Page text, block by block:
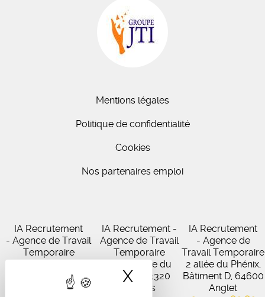
X Masquer le
Mentions légales
Politique de confidentialité
Cookies
Nos partenaires emploi
IA Recrutement
- Agence de Travail
Temporaire
Virecourt, 33370
Artigues-près-
IA Recrutement -
Agence de Travail
Temporaire
102 Avenue du
Médoc, 33320
Eysines
IA Recrutement
- Agence de
Travail Temporaire
2 allée du Phénix,
Bâtiment D, 64600
Anglet